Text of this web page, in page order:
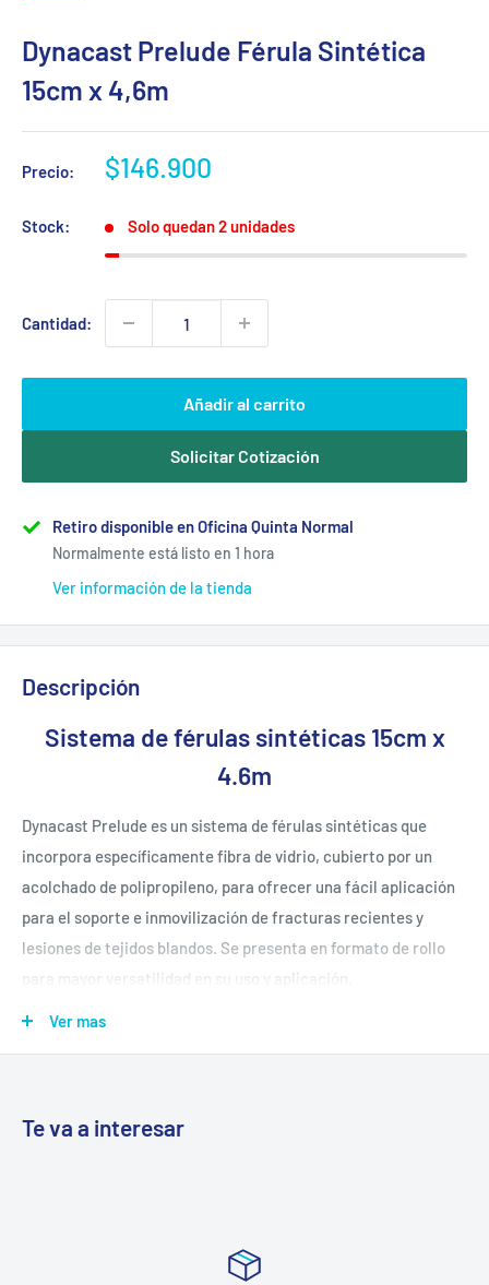
Dynacast Prelude Férula Sintética
15cm x 4,6m
Precio:
Precio
venta
$146.900
Stock: Solo quedan 2 unidades
Cantidad:
Añadir al carrito
Solicitar Cotización
Retiro disponible en Oficina Quinta Normal
Normalmente está listo en 1 hora
Ver información de la tienda
Descripción
Sistema de férulas sintéticas 15cm x
4.6m
Dynacast Prelude es un sistema de férulas sintéticas que
incorpora específicamente fibra de vidrio, cubierto por un
acolchado de polipropileno, para ofrecer una fácil aplicación
para el soporte e inmovilización de fracturas recientes y
lesiones de tejidos blandos. Se presenta en formato de rollo
para mayor versatilidad en su uso y aplicación.
Limpia y moderna alternativa.
Ver mas
Te va a interesar